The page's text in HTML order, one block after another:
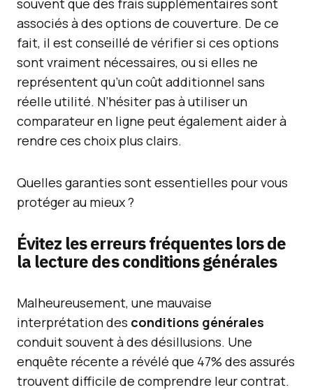
souvent que des frais supplémentaires sont
associés à des options de couverture. De ce
fait, il est conseillé de vérifier si ces options
sont vraiment nécessaires, ou si elles ne
représentent qu’un coût additionnel sans
réelle utilité. N’hésiter pas à utiliser un
comparateur en ligne peut également aider à
rendre ces choix plus clairs.
Quelles garanties sont essentielles pour vous
protéger au mieux ?
Évitez les erreurs fréquentes lors de
la lecture des conditions générales
Malheureusement, une mauvaise
interprétation des conditions générales
conduit souvent à des désillusions. Une
enquête récente a révélé que 47% des assurés
trouvent difficile de comprendre leur contrat.